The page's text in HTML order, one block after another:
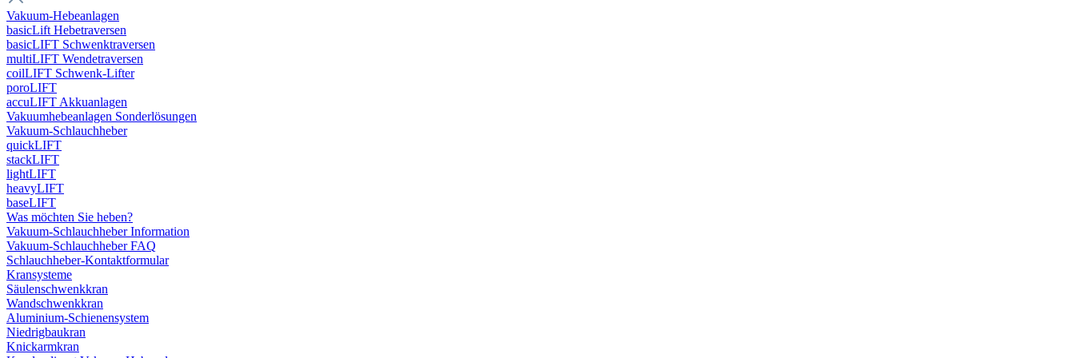
Vakuum-Hebeanlagen
basicLift Hebetraversen
basicLIFT Schwenktraversen
multiLIFT Wendetraversen
coilLIFT Schwenk-Lifter
poroLIFT
accuLIFT Akkuanlagen
Vakuumhebeanlagen Sonderlösungen
Vakuum-Schlauchheber
quickLIFT
stackLIFT
lightLIFT
heavyLIFT
baseLIFT
Was möchten Sie heben?
Vakuum-Schlauchheber Information
Vakuum-Schlauchheber FAQ
Schlauchheber-Kontaktformular
Kransysteme
Säulenschwenkkran
Wandschwenkkran
Aluminium-Schienensystem
Niedrigbaukran
Knickarmkran